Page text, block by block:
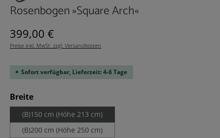
Rosenbogen »Square Arch«
Regulärer Preis:
399,00 €
Preise inkl. MwSt. zzgl. Versandkosten
Sofort verfügbar, Lieferzeit: 4-6 Tage
Breiteauswählen
(B)150 cm (Höhe 213 cm)
(B)200 cm (Höhe 250 cm)